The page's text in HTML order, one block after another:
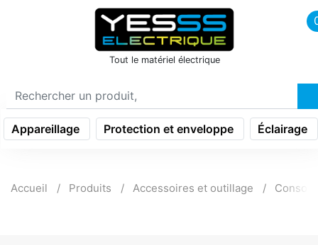
icon menu burger
Tout le matériel électrique
Appareillage Protection et enveloppe Éclairage
Accueil Produits Accessoires et outillage